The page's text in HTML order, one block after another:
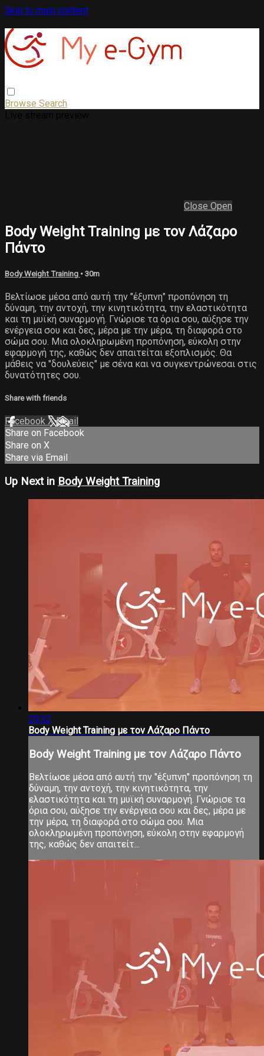
Skip to main content
Browse Search
Close Open
Body Weight Training με τον Λάζαρο
Πάντο
Body Weight Training • 30m
Βελτίωσε μέσα από αυτή την "έξυπνη" προπόνηση τη
δύναμη, την αντοχή, την κινητικότητα, την ελαστικότητα
και τη μυϊκή συναρμογή. Γνώρισε τα όρια σου, αύξησε την
ενέργεια σου και δες, μέρα με την μέρα, τη διαφορά στο
σώμα σου. Μια ολοκληρωμένη προπόνηση, εύκολη στην
εφαρμογή της, καθώς δεν απαιτείται εξοπλισμός. Θα
μάθεις να "δουλεύεις" με σένα και να συγκεντρώνεσαι στις
δυνατότητες σου.
Share with friends
Facebook XEmail
Share on Facebook
Share on X
Share via Email
Up Next in Body Weight Training
29:32
Βody Weight Training με τον Λάζαρο Πάντο
Βody Weight Training με τον Λάζαρο Πάντο
Βελτίωσε μέσα από αυτή την "έξυπνη" προπόνηση τη
δύναμη, την αντοχή, την κινητικότητα, την
ελαστικότητα και τη μυϊκή συναρμογή. Γνώρισε τα
όρια σου, αύξησε την ενέργεια σου και δες, μέρα με
την μέρα, τη διαφορά στο σώμα σου. Μια
ολοκληρωμένη προπόνηση, εύκολη στην εφαρμογή
της, καθώς δεν απαιτείτ...